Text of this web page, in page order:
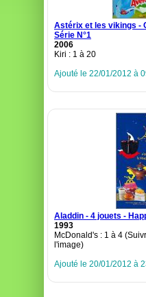
Astérix et les vikings -
Série N°1
2006
Kiri : 1 à 20
Ajouté le 22/01/2012 à
Aladdin - 4 jouets -
1993
McDonald's : 1 à 4
l'image)
Ajouté le 20/01/2012 à